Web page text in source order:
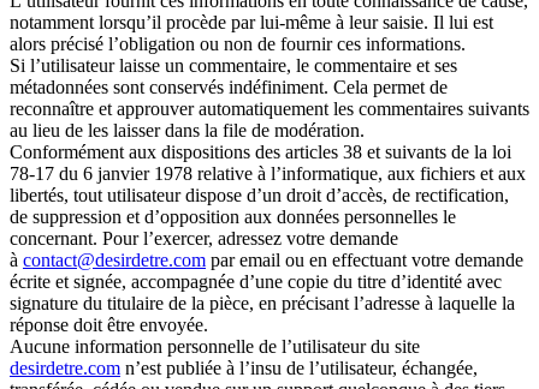
notamment lorsqu’il procède par lui-même à leur saisie. Il lui est
alors précisé l’obligation ou non de fournir ces informations.
Si l’utilisateur laisse un commentaire, le commentaire et ses
métadonnées sont conservés indéfiniment. Cela permet de
reconnaître et approuver automatiquement les commentaires suivants
au lieu de les laisser dans la file de modération.
Conformément aux dispositions des articles 38 et suivants de la loi
78-17 du 6 janvier 1978 relative à l’informatique, aux fichiers et aux
libertés, tout utilisateur dispose d’un droit d’accès, de rectification,
de suppression et d’opposition aux données personnelles le
concernant. Pour l’exercer, adressez votre demande
à contact@desirdetre.com par email ou en effectuant votre demande
écrite et signée, accompagnée d’une copie du titre d’identité avec
signature du titulaire de la pièce, en précisant l’adresse à laquelle la
réponse doit être envoyée.
Aucune information personnelle de l’utilisateur du site
desirdetre.com n’est publiée à l’insu de l’utilisateur, échangée,